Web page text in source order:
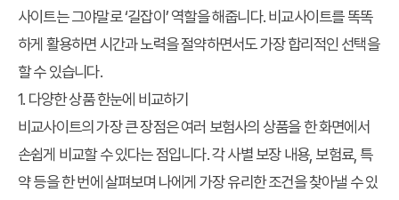
사이트는 그야말로 ‘길잡이’ 역할을 해줍니다. 비교사이트를 똑똑
하게 활용하면 시간과 노력을 절약하면서도 가장 합리적인 선택을
할 수 있습니다.
1. 다양한 상품 한눈에 비교하기
비교사이트의 가장 큰 장점은 여러 보험사의 상품을 한 화면에서
손쉽게 비교할 수 있다는 점입니다. 각 사별 보장 내용, 보험료, 특
약 등을 한 번에 살펴보며 나에게 가장 유리한 조건을 찾아낼 수 있